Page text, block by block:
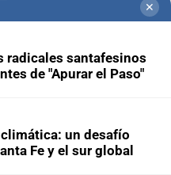
a Tiempo
entre los
y el sur global
viaja a Chile con agenda
Rosario
✕
radicales santafesinos
de "Apurar el Paso"
un desafío
Fe y el sur global